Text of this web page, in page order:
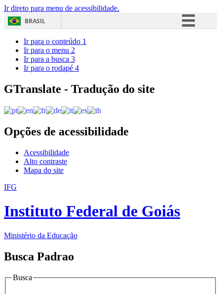
Ir direto para menu de acessibilidade.
BRASIL
Acesso à informação
Ir para o conteúdo 1
Ir para o menu 2
Ir para a busca 3
Ir para o rodapé 4
GTranslate - Tradução do site
Opções de acessibilidade
Acessibilidade
Alto contraste
Mapa do site
IFG
Instituto Federal de Goiás
Ministério da Educação
Busca Padrao
Busca